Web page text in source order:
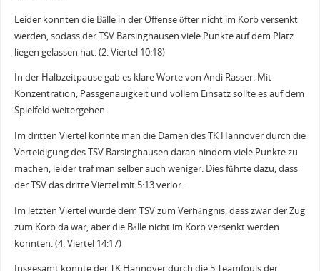
Leider konnten die Bälle in der Offense öfter nicht im Korb versenkt
werden, sodass der TSV Barsinghausen viele Punkte auf dem Platz
liegen gelassen hat. (2. Viertel 10:18)
In der Halbzeitpause gab es klare Worte von Andi Rasser. Mit
Konzentration, Passgenauigkeit und vollem Einsatz sollte es auf dem
Spielfeld weitergehen.
Im dritten Viertel konnte man die Damen des TK Hannover durch die
Verteidigung des TSV Barsinghausen daran hindern viele Punkte zu
machen, leider traf man selber auch weniger. Dies führte dazu, dass
der TSV das dritte Viertel mit 5:13 verlor.
Im letzten Viertel wurde dem TSV zum Verhängnis, dass zwar der Zug
zum Korb da war, aber die Bälle nicht im Korb versenkt werden
konnten. (4. Viertel 14:17)